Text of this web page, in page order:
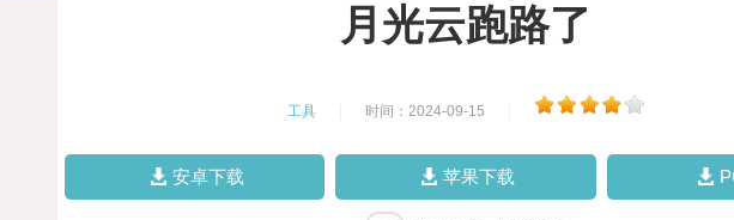
月光云跑路了
工具 时间：2024-09-15
安卓下载 苹果下载